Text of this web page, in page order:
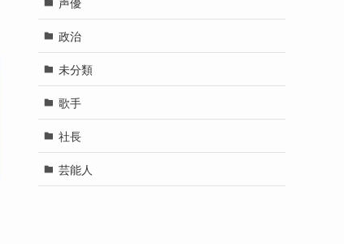
YouTuber
お笑い芸人
スポーツ選手
ドラマ
ビジネス